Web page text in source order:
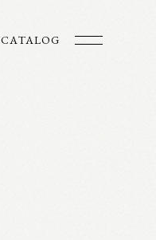
CATALOG